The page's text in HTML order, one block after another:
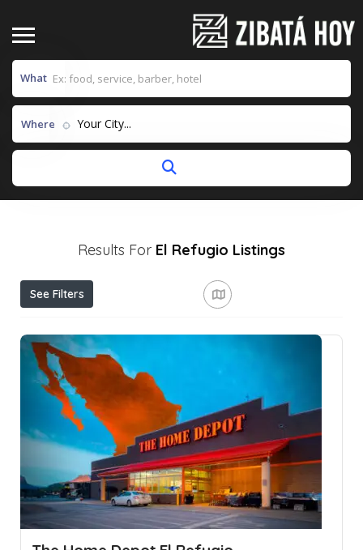
What
Where Your City...
Results For El Refugio Listings
See Filters